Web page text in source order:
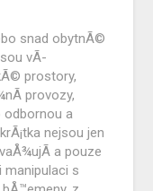
snad obytnÃ©
vÃ­
prostory,
provozy,
odbornou a
nejsou jen
a pouze
manipulaci s